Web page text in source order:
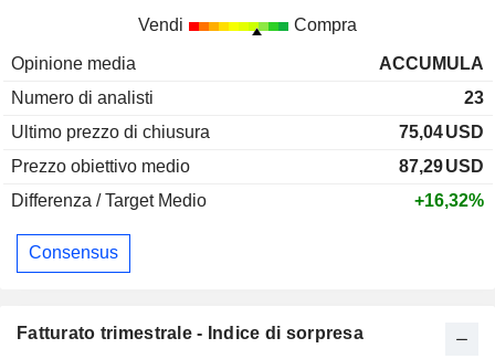
Vendi Compra
Opinione media
ACCUMULA
Numero di analisti
23
Ultimo prezzo di chiusura
75,04USD
Prezzo obiettivo medio
87,29USD
Differenza / Target Medio
+16,32%
Consensus
Fatturato trimestrale - Indice di sorpresa